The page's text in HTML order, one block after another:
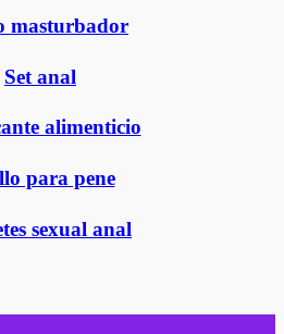
masturbador
Set anal
alimenticio
para pene
sexual anal